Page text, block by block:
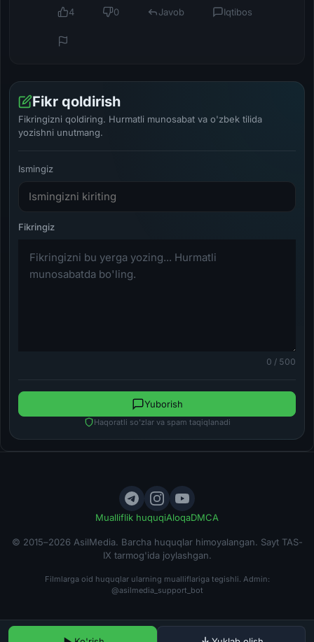
4 0 Javob Iqtibos
Fikr qoldirish
Fikringizni qoldiring. Hurmatli munosabat va o'zbek tilida
yozishni unutmang.
Ismingiz
0 / 500
Haqoratli so'zlar va spam taqiqlanadi
Yuborish
Mualliflik huquqiAloqaDMCA
© 2015–2026 AsilMedia. Barcha huquqlar himoyalangan. Sayt TAS-
IX tarmog'ida joylashgan.
Filmlarga oid huquqlar ularning mualliflariga tegishli. Admin:
@asilmedia_support_bot